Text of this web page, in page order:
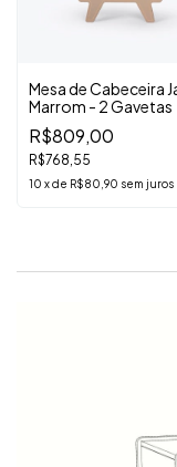
Mesa de Cabeceira
Marrom - 2 Gavetas
R$809,00
R$768,55
10 xde R$80,90 sem juros